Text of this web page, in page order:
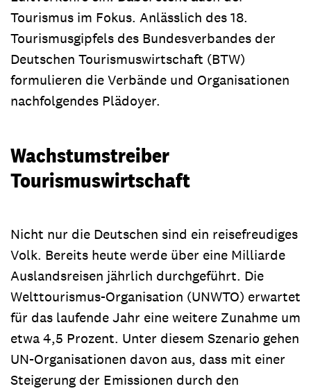
Tourismus im Fokus. Anlässlich des 18.
Tourismusgipfels des Bundesverbandes der
Deutschen Tourismuswirtschaft (BTW)
formulieren die Verbände und Organisationen
nachfolgendes Plädoyer.
Wachstumstreiber
Tourismuswirtschaft
Nicht nur die Deutschen sind ein reisefreudiges
Volk. Bereits heute werde über eine Milliarde
Auslandsreisen jährlich durchgeführt. Die
Welttourismus-Organisation (UNWTO) erwartet
für das laufende Jahr eine weitere Zunahme um
etwa 4,5 Prozent. Unter diesem Szenario gehen
UN-Organisationen davon aus, dass mit einer
Steigerung der Emissionen durch den